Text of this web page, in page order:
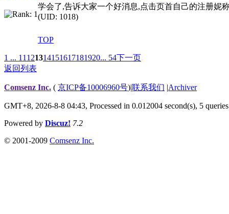
学会了,告诉大家一个好消息,点击页首自己的注册妮
(UID: 1018)
TOP
1 ... 11 121314151617181920... 54下一页
返回列表
Comsenz Inc. ( 京ICP备10006960号)|联系我们 |Archiver
GMT+8, 2026-8-8 04:43, Processed in 0.012004 second(s), 5 queries
Powered by Discuz! 7.2
© 2001-2009 Comsenz Inc.